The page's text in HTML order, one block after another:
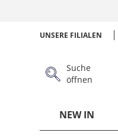
UNSERE FILIALEN
Suche
öffnen
NEW IN